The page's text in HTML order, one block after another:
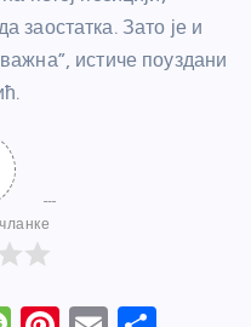
заостатка. Зато је и
истиче поуздани